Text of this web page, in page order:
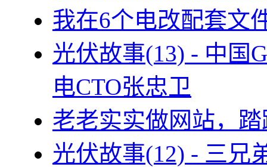
我在6个电改配套文
光伏故事(13) - 中国
电CTO张忠卫
老老实实做网站，
光伏故事(12) - 三兄